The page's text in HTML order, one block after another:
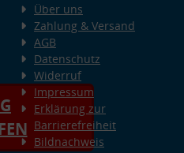
Über uns
Zahlung & Versand
AGB
Datenschutz
Widerruf
Impressum
Erklärung zur
Barrierefreiheit
Bildnachweis